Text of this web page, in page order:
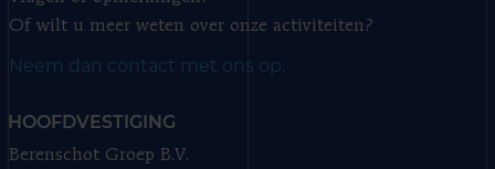
Of wilt u meer weten over onze activiteiten?
Neem dan contact met ons op.
HOOFDVESTIGING
Berenschot Groep B.V.